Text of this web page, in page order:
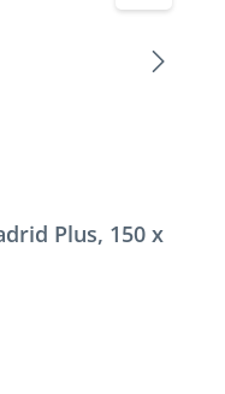
Plus, 150 x